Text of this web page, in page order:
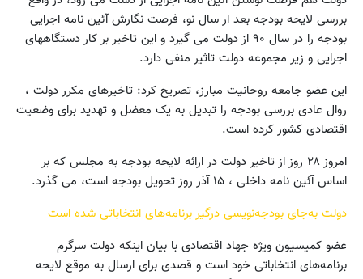
بررسی لایحه بودجه بعد ار سال نو، فرصت نگارش آئین نامه اجرایی
بودجه را در سال ۹۰ از دولت می گیرد و این تاخیر بر کار دستگاههای
اجرایی و زیر مجموعه دولت تاثیر منفی دارد.
این عضو جامعه روحانیت مبارز، تصریح کرد: تاخیرهای مکرر دولت ،
روال عادی بررسی بودجه را تبدیل به یک معضل و تهدید برای وضعیت
اقتصادی کشور کرده است.
امروز ۲۸ روز از تاخیر دولت در ارائه لایحه بودجه به مجلس که بر
اساس آئین نامه داخلی ، ۱۵ آذر روز تحویل بودجه است، می گذرد.
دولت به‌جای بودجه‌نویسی درگیر برنامه‌های انتخاباتی شده است
عضو کمیسیون ویژه جهاد اقتصادی با بیان اینکه دولت سرگرم
برنامه‌های انتخاباتی خود است و قصدی برای ارسال به موقع لایحه